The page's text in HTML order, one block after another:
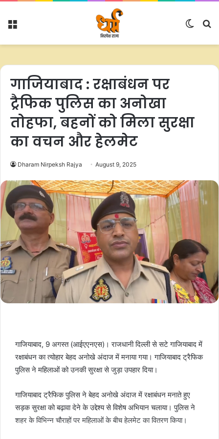
Menu
Switch
गाजियाबाद : रक्षाबंधन पर
ट्रैफिक पुलिस का अनोखा
तोहफा, बहनों को मिला सुरक्षा
का वचन और हेलमेट
Dharam Nirpeksh Rajya August 9, 2025
गाजियाबाद, 9 अगस्त (आईएएनएस)। राजधानी दिल्ली से सटे गाजियाबाद में
रक्षाबंधन का त्योहार बेहद अनोखे अंदाज में मनाया गया। गाजियाबाद ट्रैफिक
पुलिस ने महिलाओं को उनकी सुरक्षा से जुड़ा उपहार दिया।
गाजियाबाद ट्रैफिक पुलिस ने बेहद अनोखे अंदाज में रक्षाबंधन मनाते हुए
सड़क सुरक्षा को बढ़ावा देने के उद्देश्य से विशेष अभियान चलाया। पुलिस ने
शहर के विभिन्न चौराहों पर महिलाओं के बीच हेलमेट का वितरण किया।